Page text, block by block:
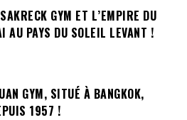
GYM ET L’EMPIRE DU
AU PAYS DU SOLEIL LEVANT !
GYM, SITUÉ À BANGKOK,
1957 !